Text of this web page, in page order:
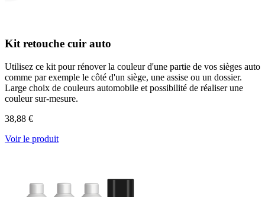
Kit retouche cuir auto
Utilisez ce kit pour rénover la couleur d'une partie de vos sièges auto
comme par exemple le côté d'un siège, une assise ou un dossier.
Large choix de couleurs automobile et possibilité de réaliser une
couleur sur-mesure.
38,88 €
Voir le produit